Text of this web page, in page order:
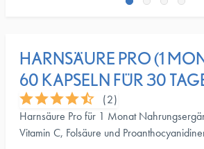
HARNSÄURE PRO (1
60 KAPSELN FÜR 30
(2)
Harnsäure Pro für 1 Monat
Vitamin C, Folsäure und